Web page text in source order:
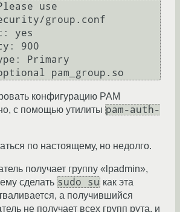
use
group.conf
yes
900
Primary
конфигурацию PAM
с помощью утилиты pam-auth-
по настоящему, но недолго.
получает группу «lpadmin»,
сделать sudo su как эта
а получившийся
не получает всех групп рута, и